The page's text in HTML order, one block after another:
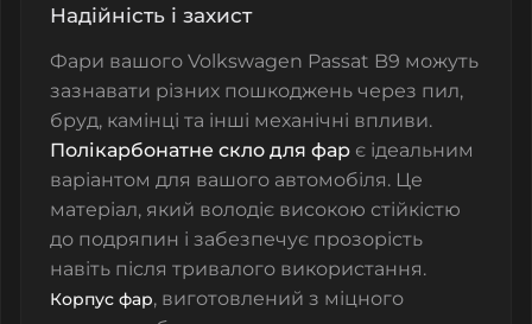
Надійність і захист
Фари вашого Volkswagen Passat B9 можуть
зазнавати різних пошкоджень через пил,
бруд, камінці та інші механічні впливи.
Полікарбонатне скло для фар є ідеальним
варіантом для вашого автомобіля. Це
матеріал, який володіє високою стійкістю
до подряпин і забезпечує прозорість
навіть після тривалого використання.
Корпус фар, виготовлений з міцного